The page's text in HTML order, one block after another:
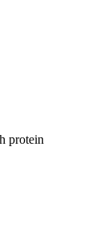
protein